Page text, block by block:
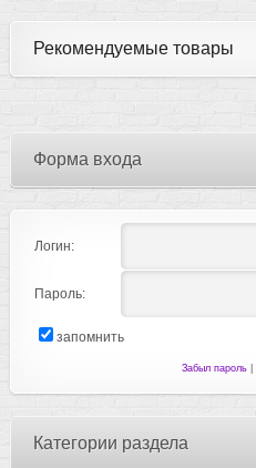
Рекомендуемые товары
Форма входа
Логин:
Пароль:
запомнить
Забыл пароль|
Категории раздела